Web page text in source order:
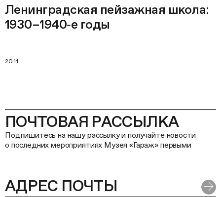
Ленинградская пейзажная школа:
1930–1940‑е годы
2011
ПОЧТОВАЯ РАССЫЛКА
Подпишитесь на нашу рассылку и получайте новости
о последних мероприятиях Музея «Гараж» первыми